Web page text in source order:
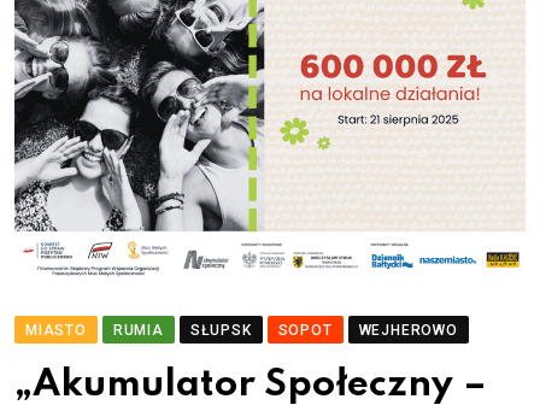
MIASTO RUMIA SŁUPSK SOPOT WEJHEROWO
„Akumulator Społeczny –